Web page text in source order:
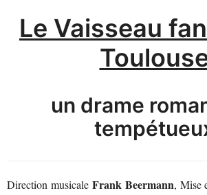
Le Vaisseau
un drame
Direction musicale Frank Beermann, Mise